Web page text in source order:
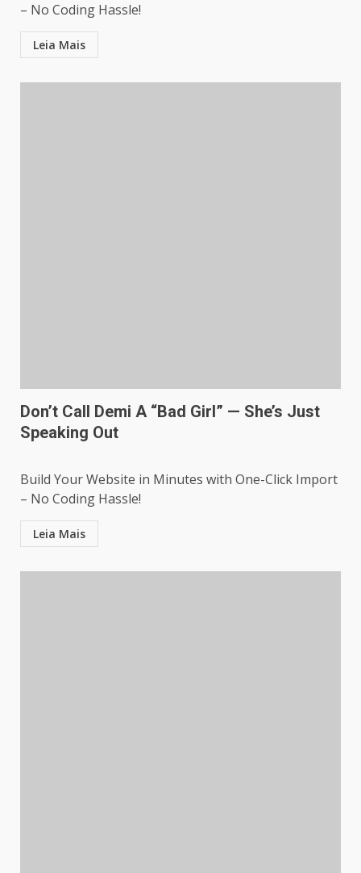
– No Coding Hassle!
Leia Mais
Don’t Call Demi A “Bad Girl” — She’s Just
Speaking Out
Build Your Website in Minutes with One-Click Import
– No Coding Hassle!
Leia Mais